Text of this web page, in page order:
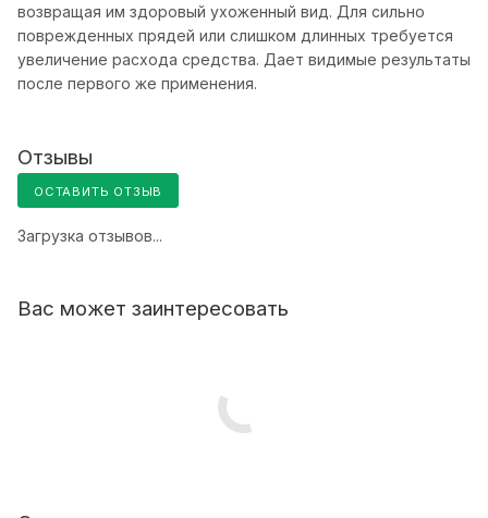
возвращая им здоровый ухоженный вид. Для сильно
поврежденных прядей или слишком длинных требуется
увеличение расхода средства. Дает видимые результаты
после первого же применения.
Отзывы
ОСТАВИТЬ ОТЗЫВ
Загрузка отзывов...
Вас может заинтересовать